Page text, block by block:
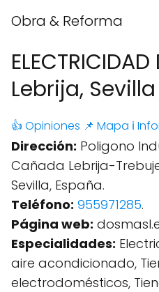
Obra & Reforma
Lebrija, Sevilla
👍 Opiniones 📌 Mapa ℹ️
Dirección: Poligono
Cañada Lebrija-
Sevilla, España.
Teléfono: 955971285.
Página web:
Especialidades:
aire acondicionado,
electrodomésticos,